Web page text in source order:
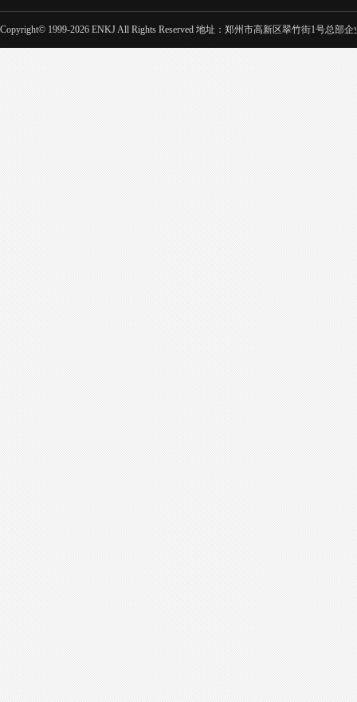
Copyright© 1999-2026 ENKJ All Rights Reserved 地址：郑州市高新区翠竹街1号